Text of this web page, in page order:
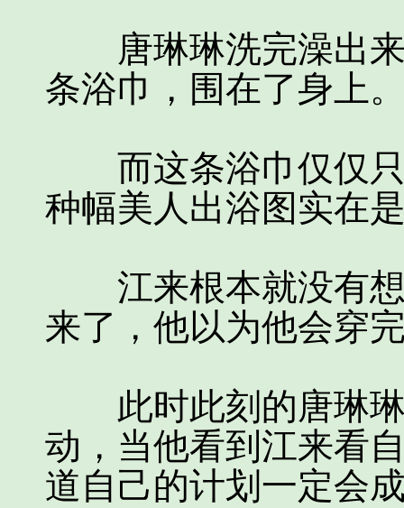
唐琳琳洗完澡出来
条浴巾，围在了身上
而这条浴巾仅仅只
种幅美人出浴图实在
江来根本就没有想
来了，他以为他会穿
此时此刻的唐琳琳
动，当他看到江来看
道自己的计划一定会